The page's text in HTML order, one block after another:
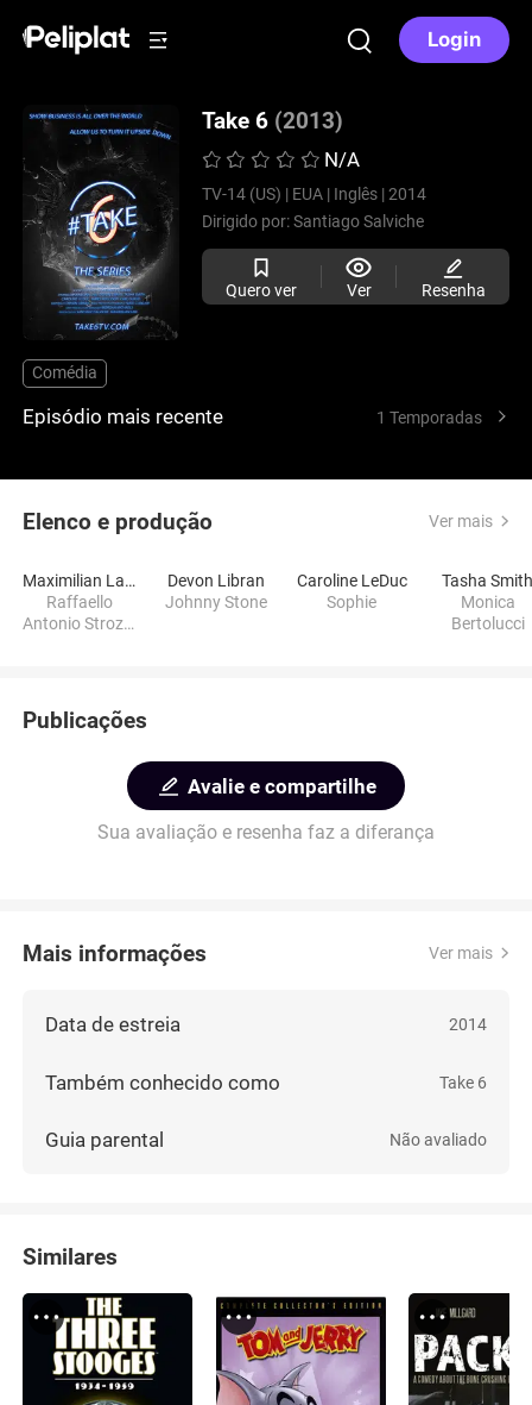
Login
Take 6 (2013)
N/A
TV-14 (US) | EUA | Inglês | 2014
Dirigido por:Santiago Salviche
Quero ver Ver Resenha
Comédia
Episódio mais recente 1 Temporadas
Elenco e produção Ver mais
Maximilian Law
Raffaello
Antonio Strozzi
Devon Libran
Johnny Stone
Caroline LeDuc
Sophie
Tasha
Monica
Bertolucci
Publicações
Avalie e compartilhe
Sua avaliação e resenha faz a diferança
Mais informações Ver mais
Data de estreia 2014
Também conhecido como Take 6
Guia parental Não avaliado
Similares